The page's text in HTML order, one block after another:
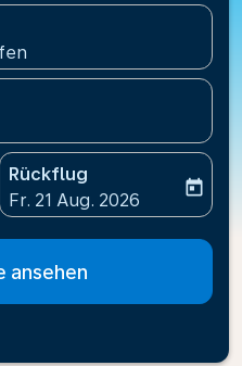
aria-label
Rückflug
fc-booking-return-date-
Fr. 21 Aug. 2026
today
ansehen